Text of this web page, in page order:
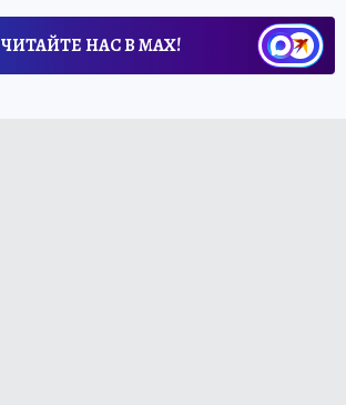
ЧИТАЙТЕ НАС В МАХ!